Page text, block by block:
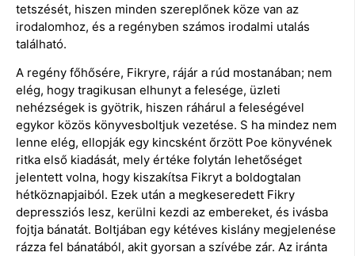
tetszését, hiszen minden szereplőnek köze van az
irodalomhoz, és a regényben számos irodalmi utalás
található.
A regény főhősére, Fikryre, rájár a rúd mostanában; nem
elég, hogy tragikusan elhunyt a felesége, üzleti
nehézségek is gyötrik, hiszen ráhárul a feleségével
egykor közös könyvesboltjuk vezetése. S ha mindez nem
lenne elég, ellopják egy kincsként őrzött Poe könyvének
ritka első kiadását, mely értéke folytán lehetőséget
jelentett volna, hogy kiszakítsa Fikryt a boldogtalan
hétköznapjaiból. Ezek után a megkeseredett Fikry
depressziós lesz, kerülni kezdi az embereket, és ivásba
fojtja bánatát. Boltjában egy kétéves kislány megjelenése
rázza fel bánatából, akit gyorsan a szívébe zár. Az iránta